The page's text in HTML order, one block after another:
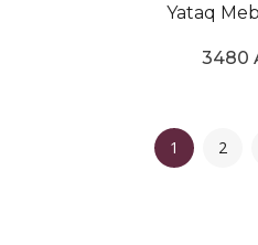
Yataq
3480
1 2